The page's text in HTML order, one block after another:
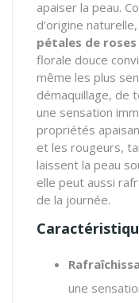
apaiser la peau.
d'origine
pétales de roses
florale douce
même les plus
démaquillage, de
une sensation
propriétés
et les rougeurs,
laissent la peau
elle peut aussi
de la journée.
une